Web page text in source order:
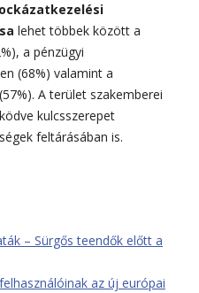
lehet többek között a
a pénzügyi
(68%) valamint a
A terület szakemberei
kulcsszerepet
feltárásában is.
– Sürgős teendők előtt a
az új európai